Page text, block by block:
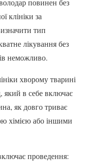
повинен без
клініки за
тип
лікування без
неможливо.
хворому тварині
який в себе включає
як довго триває
хімією або іншими
проведення: